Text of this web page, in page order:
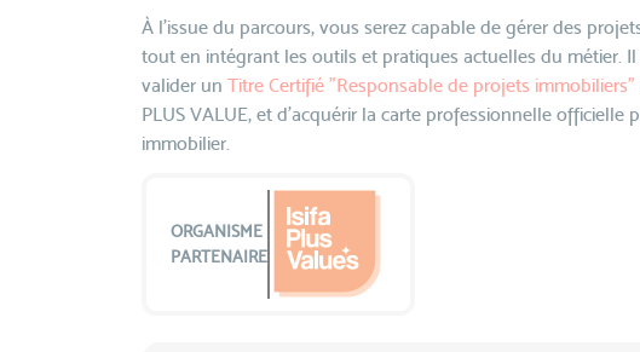
À l’issue du parcours, vous serez capable de gérer des
tout en intégrant les outils et pratiques actuelles du métier.
valider un Titre Certifié "Responsable de projets immobiliers"
PLUS VALUE, et d'acquérir la carte professionnelle officielle
immobilier.
ORGANISME
PARTENAIRE